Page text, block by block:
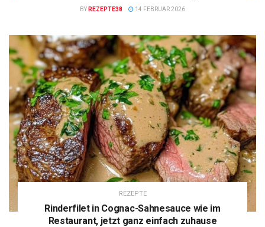
BY REZEPTE38 14 FEBRUAR 2026
REZEPTE
Rinderfilet in Cognac-Sahnesauce wie im
Restaurant, jetzt ganz einfach zuhause